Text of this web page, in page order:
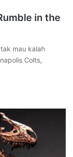
in the
mau kalah
Colts,